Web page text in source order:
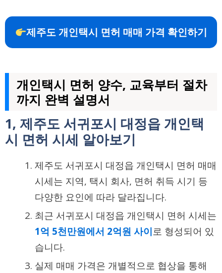
제주도 개인택시 면허 매매 가격 확인하기
개인택시 면허 양수, 교육부터 절차
까지 완벽 설명서
1, 제주도 서귀포시 대정읍 개인택
시 면허 시세 알아보기
제주도 서귀포시 대정읍 개인택시 면허 매매
시세는 지역, 택시 회사, 면허 취득 시기 등
다양한 요인에 따라 달라집니다.
최근 서귀포시 대정읍 개인택시 면허 시세는
1억 5천만원에서 2억원 사이로 형성되어 있
습니다.
실제 매매 가격은 개별적으로 협상을 통해